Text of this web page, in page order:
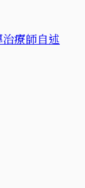
療師自述